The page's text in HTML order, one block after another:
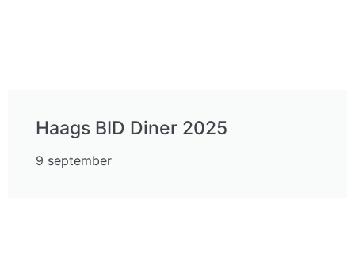
Haags BID Diner 2025
9 september